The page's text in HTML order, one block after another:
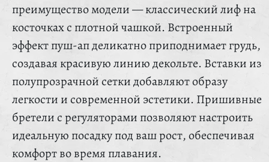
преимущество модели — классический лиф на
косточках с плотной чашкой. Встроенный
эффект пуш-ап деликатно приподнимает грудь,
создавая красивую линию декольте. Вставки из
полупрозрачной сетки добавляют образу
легкости и современной эстетики. Пришивные
бретели с регуляторами позволяют настроить
идеальную посадку под ваш рост, обеспечивая
комфорт во время плавания.